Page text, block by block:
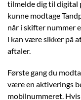
tilmelde dig til digital
kunne modtage
når i skifter nummer
i kan være sikker på
aftaler.
Første gang du
være en aktiverings
mobilnummeret.